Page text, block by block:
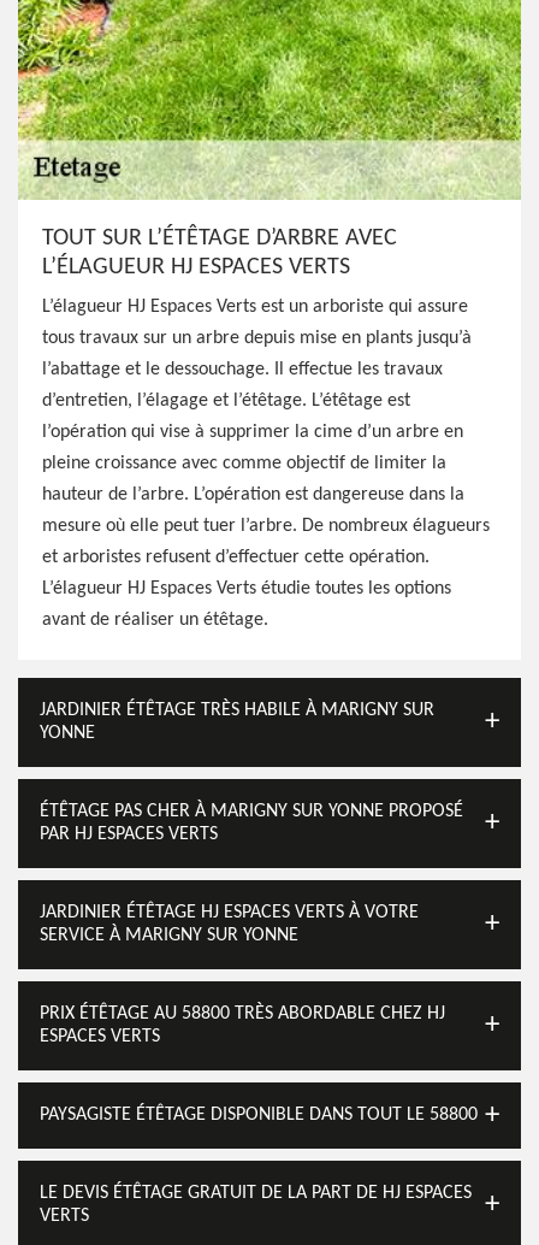
TOUT SUR L’ÉTÊTAGE D’ARBRE AVEC
L’ÉLAGUEUR HJ ESPACES VERTS
L’élagueur HJ Espaces Verts est un arboriste qui assure
tous travaux sur un arbre depuis mise en plants jusqu’à
l’abattage et le dessouchage. Il effectue les travaux
d’entretien, l’élagage et l’étêtage. L’étêtage est
l’opération qui vise à supprimer la cime d’un arbre en
pleine croissance avec comme objectif de limiter la
hauteur de l’arbre. L’opération est dangereuse dans la
mesure où elle peut tuer l’arbre. De nombreux élagueurs
et arboristes refusent d’effectuer cette opération.
L’élagueur HJ Espaces Verts étudie toutes les options
avant de réaliser un étêtage.
JARDINIER ÉTÊTAGE TRÈS HABILE À MARIGNY SUR
YONNE
ÉTÊTAGE PAS CHER À MARIGNY SUR YONNE PROPOSÉ
PAR HJ ESPACES VERTS
JARDINIER ÉTÊTAGE HJ ESPACES VERTS À VOTRE
SERVICE À MARIGNY SUR YONNE
PRIX ÉTÊTAGE AU 58800 TRÈS ABORDABLE CHEZ HJ
ESPACES VERTS
PAYSAGISTE ÉTÊTAGE DISPONIBLE DANS TOUT LE 58800
LE DEVIS ÉTÊTAGE GRATUIT DE LA PART DE HJ ESPACES
VERTS